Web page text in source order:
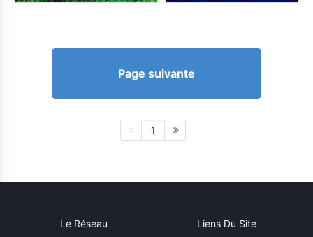
Page suivante
1
Le Réseau Liens Du Site